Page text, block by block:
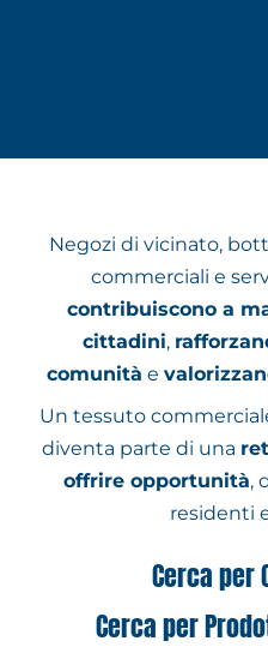
Negozi di vicinato,
commerciali e
contribuiscono a
cittadini,
comunità e
Un tessuto
diventa parte di una
offrire opportunità,
residenti
Cerca per
Cerca per